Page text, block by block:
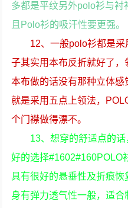
多都是平纹另外polo衫与衬
且Polo衫的吸汗性要更强。
12、一般polo衫都是
子其实用本布反折就好了，
本布做的话没有那种立体
就是采用五点上领法，
个门襟做得漂不。
13、想穿的舒适点的
好的选择#1602#160POLO
具有很好的悬垂性及折痕
身有弹力透气性一般，适合